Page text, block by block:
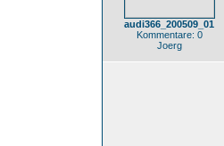
audi366_200509_01
Kommentare: 0
Joerg